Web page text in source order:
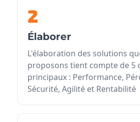
2
Élaborer
L'élaboration des solutions
proposons tient compte de 5
principaux : Performance,
Sécurité, Agilité et Rentabilité